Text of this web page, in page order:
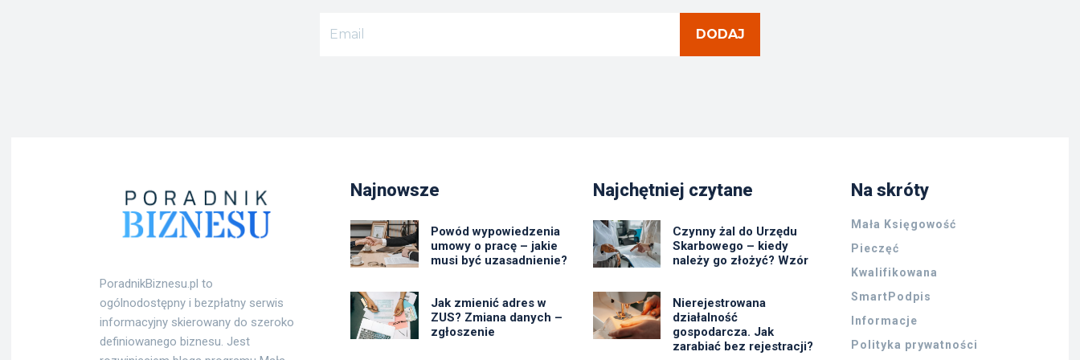
DODAJ
PoradnikBiznesu.pl to
ogólnodostępny i bezpłatny serwis
informacyjny skierowany do szeroko
definiowanego biznesu. Jest
Najnowsze
Powód wypowiedzenia
umowy o pracę – jakie
musi być uzasadnienie?
Jak zmienić adres w
ZUS? Zmiana danych –
zgłoszenie
Najchętniej czytane
Czynny żal do Urzędu
Skarbowego – kiedy
należy go złożyć? Wzór
Nierejestrowana
działalność
gospodarcza. Jak
zarabiać bez rejestracji?
Na skróty
Mała Księgowość
Pieczęć
Kwalifikowana
SmartPodpis
Informacje
Polityka prywatności